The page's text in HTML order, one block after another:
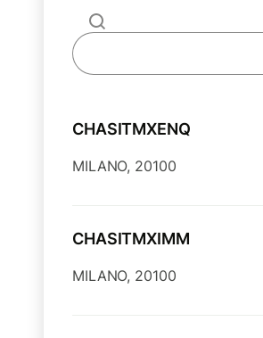
CHASITMXENQ
MILANO, 20100
CHASITMXIMM
MILANO, 20100